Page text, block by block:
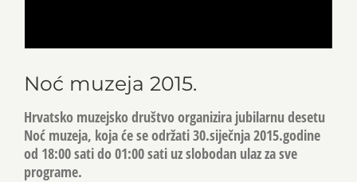
Noć muzeja 2015.
Hrvatsko muzejsko društvo organizira jubilarnu desetu
Noć muzeja, koja će se održati 30.siječnja 2015.godine
od 18:00 sati do 01:00 sati uz slobodan ulaz za sve
programe.